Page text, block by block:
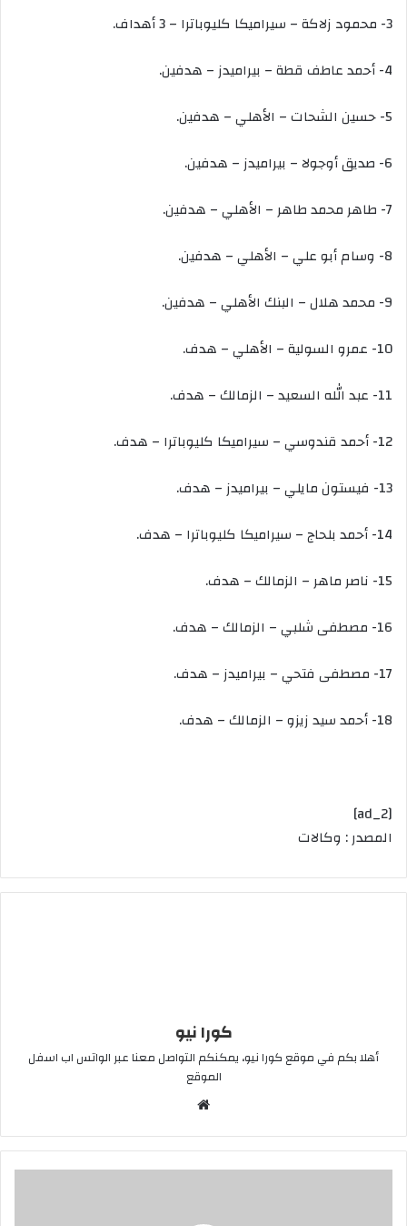
3- محمود زلاكة – سيراميكا كليوباترا – 3 أهداف.
4- أحمد عاطف قطة – بيراميدز – هدفين.
5- حسين الشحات – الأهلي – هدفين.
6- صديق أوجولا – بيراميدز – هدفين.
7- طاهر محمد طاهر – الأهلي – هدفين.
8- وسام أبو علي – الأهلي – هدفين.
9- محمد هلال – البنك الأهلي – هدفين.
10- عمرو السولية – الأهلي – هدف.
11- عبد الله السعيد – الزمالك – هدف.
12- أحمد قندوسي – سيراميكا كليوباترا – هدف.
13- فيستون مايلي – بيراميدز – هدف.
14- أحمد بلحاج – سيراميكا كليوباترا – هدف.
15- ناصر ماهر – الزمالك – هدف.
16- مصطفى شلبي – الزمالك – هدف.
17- مصطفى فتحي – بيراميدز – هدف.
18- أحمد سيد زيزو – الزمالك – هدف.
[ad_2]
المصدر : وكالات
كورا نيو
أهلا بكم في موقع كورا نيو، يمكنكم التواصل معنا عبر الواتس اب اسفل
الموقع